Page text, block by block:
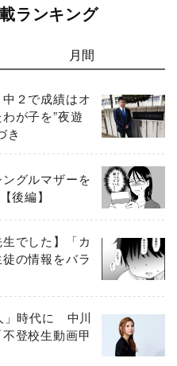
ランキング
月間
中２で成績はオ
が子を”夜遊
き
ングルマザーを
後編】
でした】「カ
の情報をバラ
」時代に 中川
登校生動画甲